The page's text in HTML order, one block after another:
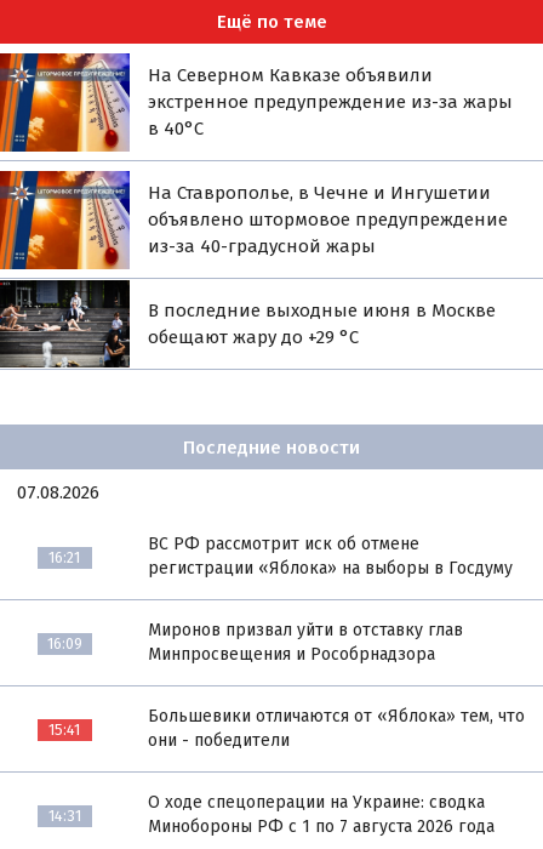
Ещё по теме
На Северном Кавказе объявили
экстренное предупреждение из-за жары
в 40°С
На Ставрополье, в Чечне и Ингушетии
объявлено штормовое предупреждение
из-за 40-градусной жары
В последние выходные июня в Москве
обещают жару до +29 °С
Последние новости
07.08.2026
16:21
ВС РФ рассмотрит иск об отмене
регистрации «Яблока» на выборы в Госдуму
16:09
Миронов призвал уйти в отставку глав
Минпросвещения и Рособрнадзора
15:41
Большевики отличаются от «Яблока» тем, что
они - победители
14:31
О ходе спецоперации на Украине: сводка
Минобороны РФ с 1 по 7 августа 2026 года